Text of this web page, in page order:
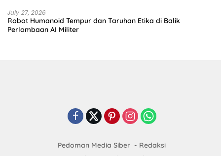
July 27, 2026
Robot Humanoid Tempur dan Taruhan Etika di Balik
Perlombaan AI Militer
Pedoman Media Siber
Redaksi